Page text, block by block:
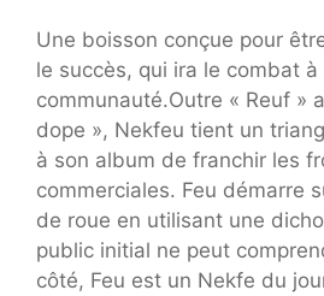
Une boisson conçue pour
le succès, qui ira le combat à
communauté.Outre « Reuf »
dope », Nekfeu tient un
à son album de franchir les
commerciales. Feu démarre
de roue en utilisant une
public initial ne peut
côté, Feu est un Nekfe du